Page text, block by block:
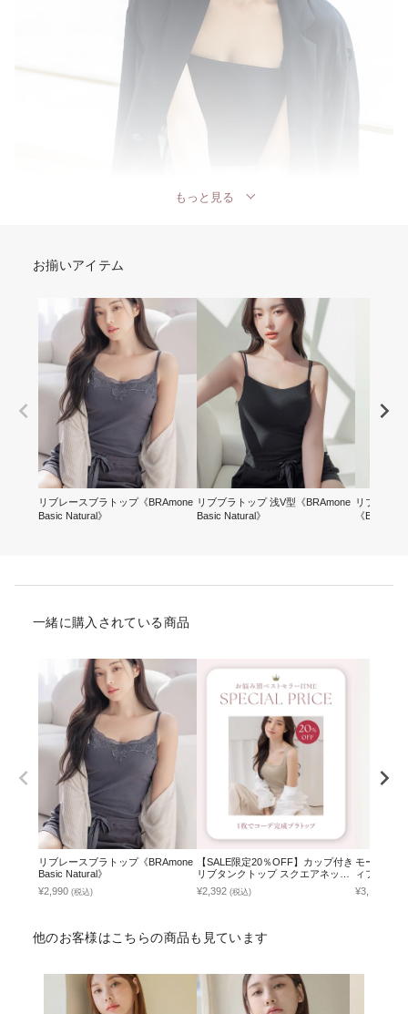
もっと見る
お揃いアイテム
リブレースブラトップ《BRAmone
Basic Natural》
リブブラトップ 浅V型《BRAmone
Basic Natural》
リブブラ
《
一緒に購入されている商品
リブレースブラトップ《BRAmone
Basic Natural》
¥2,990 (税込)
【SALE限定20％OFF】カップ付き
リブタンクトップ スクエアネック
型《BRAmone Basic Natural》
¥2,392 (税込)
モーニング
ィフルー
¥3,178
他のお客様はこちらの商品も見ています